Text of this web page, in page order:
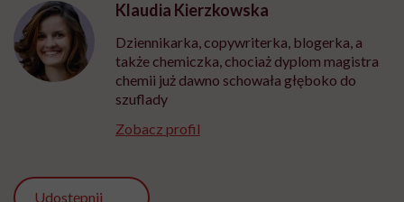
Klaudia Kierzkowska
Dziennikarka, copywriterka, blogerka, a
także chemiczka, chociaż dyplom magistra
chemii już dawno schowała głęboko do
szuflady
Zobacz profil
Udostępnij